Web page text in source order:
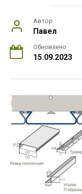
Автор
Павел
Обновлено
15.09.2023